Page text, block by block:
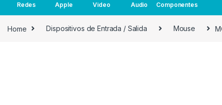
Redes Apple Video Audio Componentes
Home Dispositivos de Entrada / Salida Mouse